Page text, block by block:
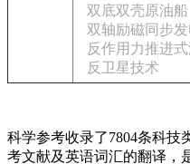
双底双壳原油船
双轴励磁同步
反作用力推进
反卫星技术
科学参考收录了7804条科技
考文献及英语词汇的翻译，